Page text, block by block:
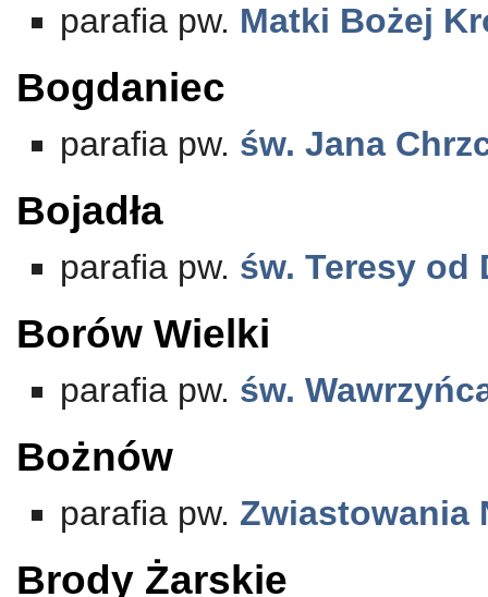
parafia pw. Matki Bożej
Bogdaniec
parafia pw. św. Jana
Bojadła
parafia pw. św. Teresy od
Borów Wielki
parafia pw. św.
Bożnów
parafia pw. Zwiastowania
Brody Żarskie